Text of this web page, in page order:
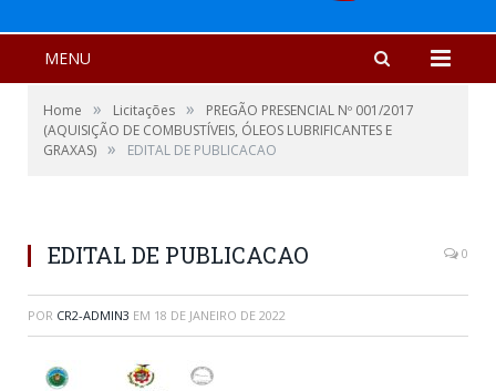
MENU
Home » Licitações »
PREGÃO PRESENCIAL Nº 001/2017
(AQUISIÇÃO DE COMBUSTÍVEIS, ÓLEOS LUBRIFICANTES E
GRAXAS) » EDITAL DE PUBLICACAO
EDITAL DE PUBLICACAO 0
POR CR2-ADMIN3 EM 18 DE JANEIRO DE 2022